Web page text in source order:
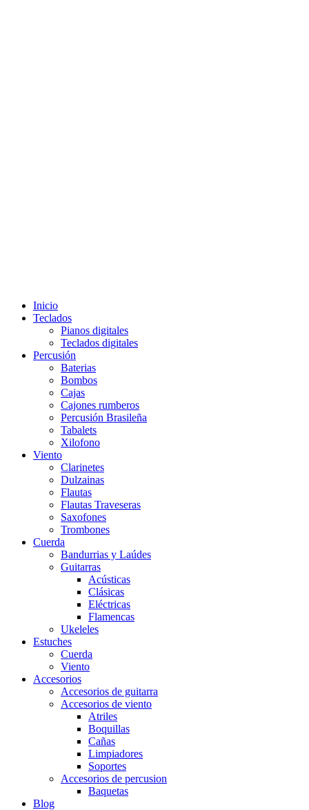
Inicio
Teclados
Pianos digitales
Teclados digitales
Percusión
Baterias
Bombos
Cajas
Cajones rumberos
Percusión Brasileña
Tabalets
Xilofono
Viento
Clarinetes
Dulzainas
Flautas
Flautas Traveseras
Saxofones
Trombones
Cuerda
Bandurrias y Laúdes
Guitarras
Acústicas
Clásicas
Eléctricas
Flamencas
Ukeleles
Estuches
Cuerda
Viento
Accesorios
Accesorios de guitarra
Accesorios de viento
Atriles
Boquillas
Cañas
Limpiadores
Soportes
Accesorios de percusion
Baquetas
Blog